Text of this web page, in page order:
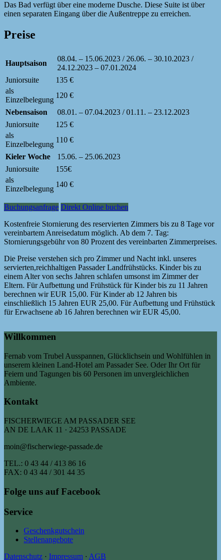
Das Bad verfügt über eine moderne Dusche. Diese Suite ist über
einen separaten Eingang über die Außentreppe zu erreichen.
Preise
Hauptsaison
08.04. – 15.06.2023 / 26.06. – 30.10.2023 /
24.12.2023 – 07.01.2024
Juniorsuite
135 €
als
Einzelbelegung
120 €
Nebensaison
08.01. – 07.04.2023 / 01.11. – 23.12.2023
Juniorsuite
125 €
als
Einzelbelegung
110 €
Kieler Woche
15.06. – 25.06.2023
Juniorsuite
155€
als
Einzelbelegung
140 €
Buchungsanfrage Direkt Online buchen
Kostenfreie Stornierung des reservierten Zimmers bis zu 8 Tage vor
vereinbartem Anreisedatum möglich. Ab dem 7. Tag:
Stornierungsgebühr von 80 Prozent des vereinbarten Zimmerpreises.
Die Preise verstehen sich pro Zimmer und Nacht inkl. unseres
servierten,reichhaltigen Passader Landfrühstücks. Kinder bis zu
einem Alter von sechs Jahren schlafen umsonst im Zimmer der
Eltern. Für Aufbettung und Frühstück für Kinder bis zu 11 Jahren
berechnen wir EUR 15,00. Für Kinder ab 12 Jahren bis
einschließlich 15 Jahren EUR 25,00. Für Aufbettung und Frühstück
für Erwachsene ab 16 Jahren berechnen wir EUR 45,00.
Willkommen
Fernab vom Trubel Ausspannen, Glücklichsein und Wohlfühlen in
unserem kleinen Land-Hotel am Passader See. Oder Ihr Ort für
Feiern und Tagungen bis 60 Personen im unvergleichlichen
Ambiente.
Kontakt
FISCHERWIEGE AM PASSADER SEE
AN DE LAAK 11 · 24253 PASSADE
moin@fischerwiege-passade.de
TEL.: 0 43 44 / 413 86 16
FAX: 0 43 44 / 301 44 35
Folge uns auf Facebook
Service
Geschenkgutschein
Stellenangebote
Datenschutz · Impressum · AGB